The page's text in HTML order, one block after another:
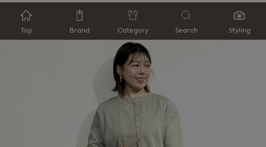
Top Brand Category Search Styling